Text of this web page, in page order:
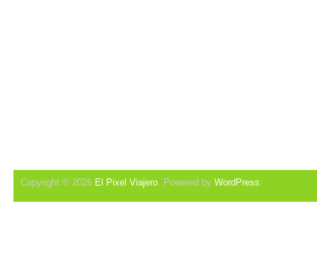
Copyright © 2026 El Pixel Viajero. Powered by WordPress.